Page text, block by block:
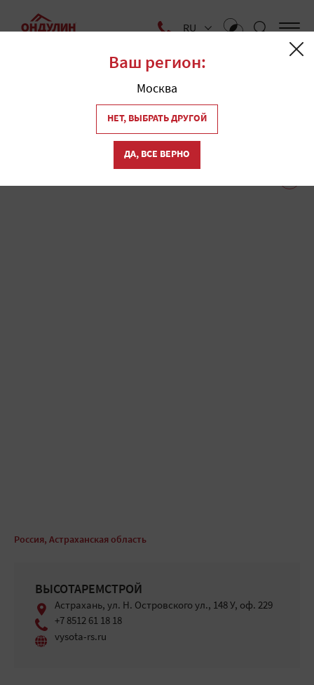
RU
Магазины кровли
"Ондулин" в Астрахани
Россия, Астраханская область
ВЫСОТАРЕМСТРОЙ
Астрахань, ул. Н. Островского ул., 148 У, оф. 229
+7 8512 61 18 18
vysota-rs.ru
Ваш регион:
Москва
НЕТ, ВЫБРАТЬ ДРУГОЙ
ДА, ВСЕ ВЕРНО